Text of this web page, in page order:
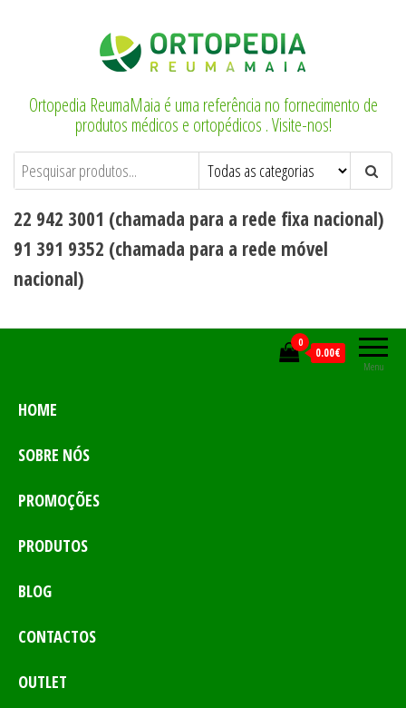
Ortopedia ReumaMaia é uma referência no fornecimento de
produtos médicos e ortopédicos . Visite-nos!
22 942 3001 (chamada para a rede fixa nacional)
91 391 9352 (chamada para a rede móvel
nacional)
Menu
0
0.00€
HOME
SOBRE NÓS
PROMOÇÕES
PRODUTOS
BLOG
CONTACTOS
OUTLET